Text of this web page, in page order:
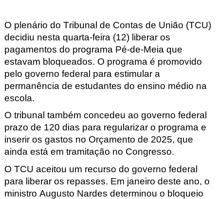
O plenário do Tribunal de Contas de União (TCU)
decidiu nesta quarta-feira (12) liberar os
pagamentos do programa Pé-de-Meia que
estavam bloqueados. O programa é promovido
pelo governo federal para estimular a
permanência de estudantes do ensino médio na
escola.
O tribunal também concedeu ao governo federal
prazo de 120 dias para regularizar o programa e
inserir os gastos no Orçamento de 2025, que
ainda está em tramitação no Congresso.
O TCU aceitou um recurso do governo federal
para liberar os repasses. Em janeiro deste ano, o
ministro Augusto Nardes determinou o bloqueio